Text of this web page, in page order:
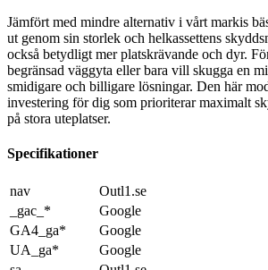
Jämfört med mindre alternativ i vårt markis
ut genom sin storlek och helkassettens
också betydligt mer platskrävande och dyr.
begränsad väggyta eller bara vill skugga en
smidigare och billigare lösningar. Den här
investering för dig som prioriterar maximalt
på stora uteplatser.
Specifikationer
nav
Outl1.se
_gac_*
Google
GA4_ga*
Google
UA_ga*
Google